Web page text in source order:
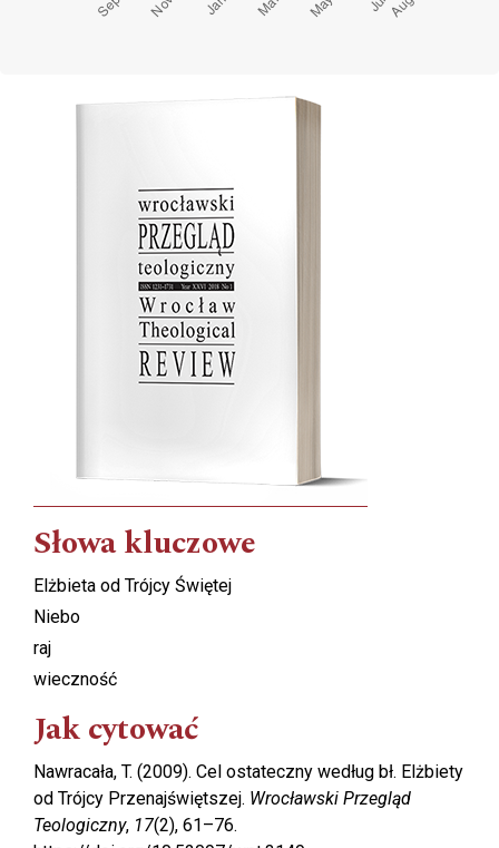
Cover image
Słowa kluczowe
Elżbieta od Trójcy Świętej
Niebo
raj
wieczność
Jak cytować
Nawracała, T. (2009). Cel ostateczny według bł. Elżbiety
od Trójcy Przenajświętszej. Wrocławski Przegląd
Teologiczny, 17(2), 61–76.